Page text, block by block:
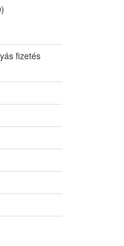
fizetés